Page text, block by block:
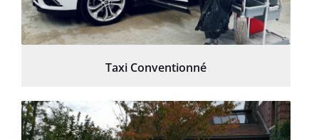
Taxi Conventionné